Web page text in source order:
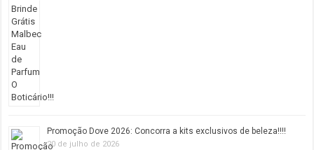
Promoção Dove 2026: Concorra a kits exclusivos de beleza!!!!
20 de julho de 2026